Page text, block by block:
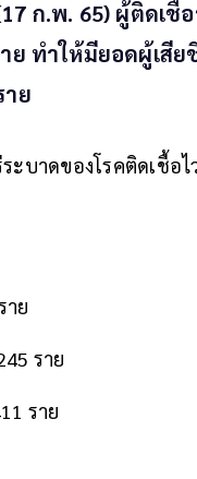
ก.พ. 65) ผู้ติดเชื้
ย ทำให้มียอดผู้เสี
าย
บาดของโรคติดเชื้อไ
าย
ราย
ราย